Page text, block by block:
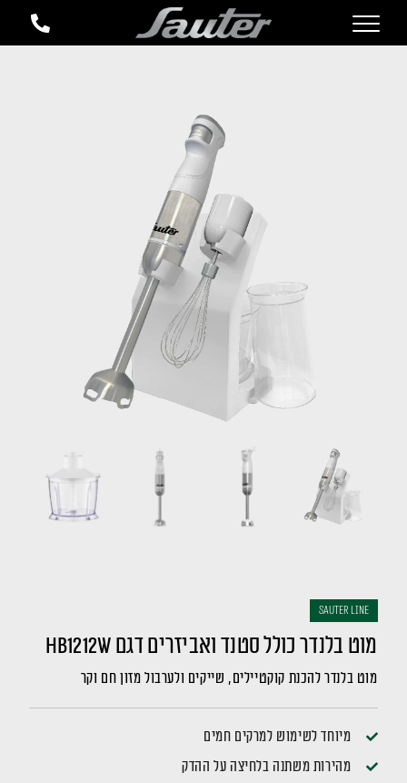
sauter LINE
מוט בלנדר כולל סטנד ואביזרים דגם HB1212W
מוט בלנדר להכנת קוקטיילים, שייקים ולערבול מזון חם וקר
מיוחד לשימוש למרקים חמים
מהירות משתנה בלחיצה על ההדק